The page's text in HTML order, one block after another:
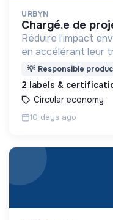
URBYN
chargé.e de
Réduire l'impact
en accélérant leur
circulaire.
💡 Responsible
2 labels &
Circular economy
10 days ago